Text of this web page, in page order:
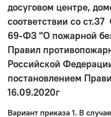
досуговом центре,
соответствии со
69-ФЗ "О пожарной
Правил
Российской
постановлением
16.09.2020г
Вариант приказа 1. В